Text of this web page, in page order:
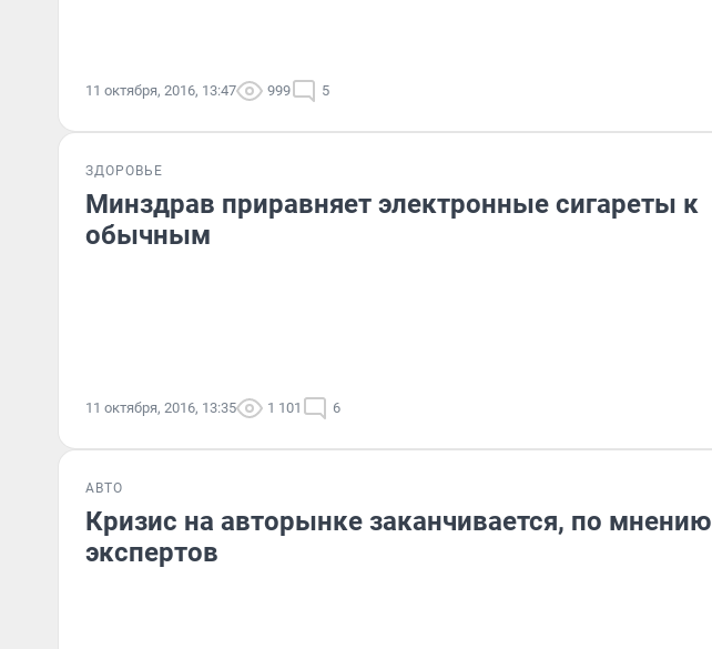
11 октября, 2016, 13:47 999 5
ЗДОРОВЬЕ
Минздрав приравняет электронные сигареты к
обычным
11 октября, 2016, 13:35 1 101 6
АВТО
Кризис на авторынке заканчивается, по мнению
экспертов